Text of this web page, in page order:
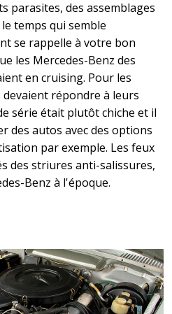
parasites, des assemblages
temps qui semble
se rappelle à votre bon
les Mercedes-Benz des
en cruising. Pour les
répondre à leurs
série était plutôt chiche et il
des autos avec des options
par exemple. Les feux
des striures anti-salissures,
Benz à l'époque.